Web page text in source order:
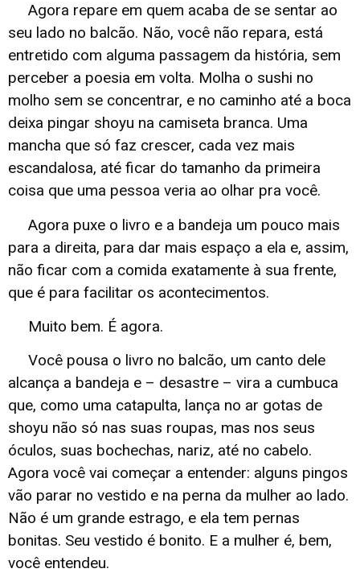
Agora repare em quem acaba de se sentar ao
seu lado no balcão. Não, você não repara, está
entretido com alguma passagem da história, sem
perceber a poesia em volta. Molha o sushi no
molho sem se concentrar, e no caminho até a boca
deixa pingar shoyu na camiseta branca. Uma
mancha que só faz crescer, cada vez mais
escandalosa, até ficar do tamanho da primeira
coisa que uma pessoa veria ao olhar pra você.
Agora puxe o livro e a bandeja um pouco mais
para a direita, para dar mais espaço a ela e, assim,
não ficar com a comida exatamente à sua frente,
que é para facilitar os acontecimentos.
Muito bem. É agora.
Você pousa o livro no balcão, um canto dele
alcança a bandeja e – desastre – vira a cumbuca
que, como uma catapulta, lança no ar gotas de
shoyu não só nas suas roupas, mas nos seus
óculos, suas bochechas, nariz, até no cabelo.
Agora você vai começar a entender: alguns pingos
vão parar no vestido e na perna da mulher ao lado.
Não é um grande estrago, e ela tem pernas
bonitas. Seu vestido é bonito. E a mulher é, bem,
você entendeu.